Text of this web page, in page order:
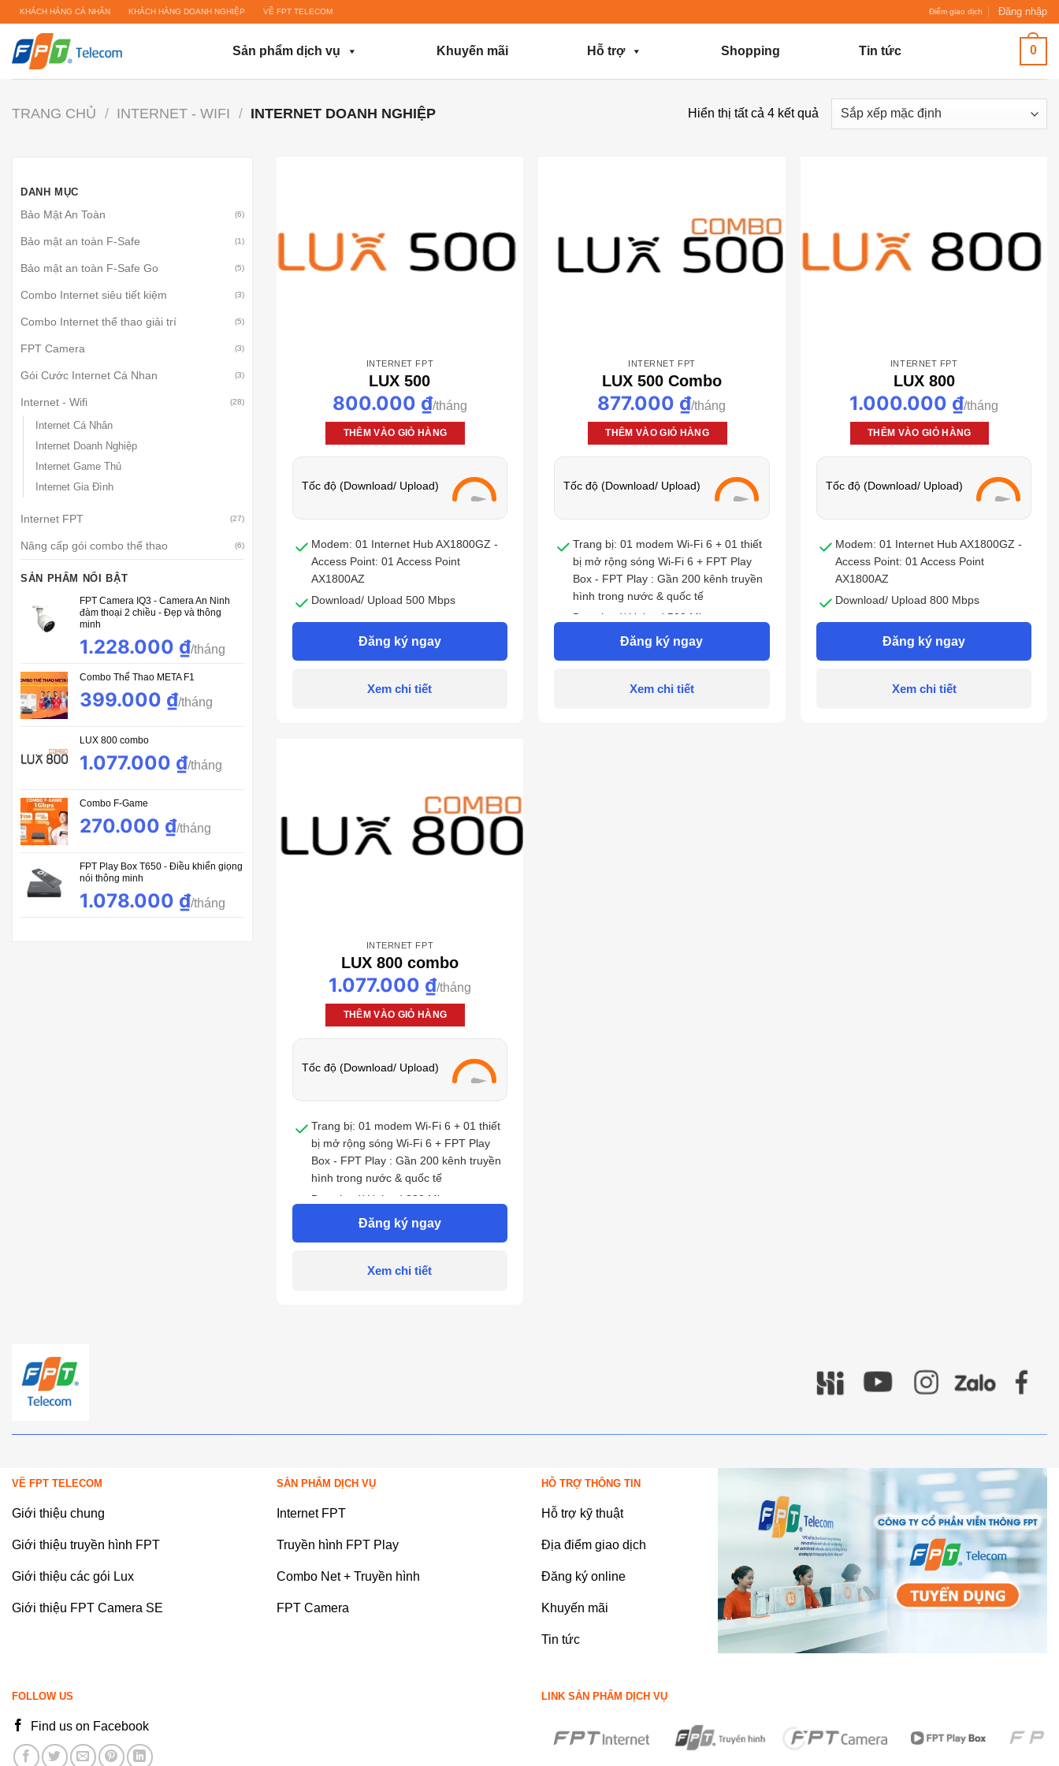
nội
dung
KHÁCH HÀNG CÁ NHÂN KHÁCH HÀNG DOANH NGHIỆP VỀ FPT TELECOM Điểm giao dịch Đăng nhập
Sản phẩm dịch vụ Khuyến mãi Hỗ trợ Shopping Tin tức 0
TRANG CHỦ / INTERNET - WIFI / INTERNET DOANH NGHIỆP Hiển thị tất cả 4 kết quả
DANH MỤC
Bảo Mật An Toàn (6)
Bảo mật an toàn F-Safe (1)
Bảo mật an toàn F-Safe Go (5)
Combo Internet siêu tiết kiệm (3)
Combo Internet thể thao giải trí (5)
FPT Camera (3)
Gói Cước Internet Cá Nhan (3)
Internet - Wifi (28)
Internet Cá Nhân
Internet Doanh Nghiệp
Internet Game Thủ
Internet Gia Đình
Internet FPT (27)
Nâng cấp gói combo thể thao (6)
SẢN PHẨM NỔI BẬT
FPT Camera IQ3 - Camera An Ninh
đàm thoại 2 chiều - Đẹp và thông
minh
Giá
gốc
là:
1.590.000 ₫.
1.228.000 ₫
Combo Thể Thao META F1
399.000 ₫
LUX 800 combo
1.077.000 ₫
Combo F-Game
270.000 ₫
FPT Play Box T650 - Điều khiển giọng
nói thông minh
Giá
gốc
1.078.000 ₫
INTERNET FPT
LUX 500
800.000 ₫
THÊM VÀO GIỎ HÀNG
Tốc độ (Download/ Upload)
Modem: 01 Internet Hub AX1800GZ -
Access Point: 01 Access Point
AX1800AZ
Download/ Upload 500 Mbps
Phù hợp cá nhân,doanh nghiệp Công
nghệ Wifi 6
Trả trước 6 tháng tặng 1 tháng, Trả
trước 12 tháng + 2 tháng
Đăng ký ngay
Xem chi tiết
INTERNET FPT
LUX 500 Combo
877.000 ₫
THÊM VÀO GIỎ HÀNG
Tốc độ (Download/ Upload)
Trang bị: 01 modem Wi-Fi 6 + 01 thiết
bị mở rộng sóng Wi-Fi 6 + FPT Play
Box - FPT Play : Gần 200 kênh truyền
hình trong nước & quốc tế
Download/ Upload 500 Mbps
Phù hợp cá nhân,doanh nghiệp Công
nghệ Wifi 6
Trả trước 6 tháng tặng 1 tháng, Trả
Đăng ký ngay
Xem chi tiết
INTERNET FPT
LUX 800
1.000.000 ₫
THÊM VÀO GIỎ HÀNG
Tốc độ (Download/ Upload)
Modem: 01 Internet Hub AX1800GZ -
Access Point: 01 Access Point
AX1800AZ
Download/ Upload 800 Mbps
Phù hợp cá nhân,doanh nghiệp Công
nghệ Wifi 6
Trả trước 6 tháng tặng 1 tháng, Trả
trước 12 tháng + 2 tháng
Đăng ký ngay
Xem chi tiết
INTERNET FPT
LUX 800 combo
1.077.000 ₫
THÊM VÀO GIỎ HÀNG
Tốc độ (Download/ Upload)
Trang bị: 01 modem Wi-Fi 6 + 01 thiết
bị mở rộng sóng Wi-Fi 6 + FPT Play
Box - FPT Play : Gần 200 kênh truyền
hình trong nước & quốc tế
Download/ Upload 800 Mbps
Phù hợp cá nhân,doanh nghiệp Công
nghệ Wifi 6
Trả trước 6 tháng tặng 1 tháng, Trả
Đăng ký ngay
Xem chi tiết
VỀ FPT TELECOM
Giới thiệu chung
Giới thiệu truyền hình FPT
Giới thiệu các gói Lux
Giới thiệu FPT Camera SE
SẢN PHẨM DỊCH VỤ
Internet FPT
Truyền hình FPT Play
Combo Net + Truyền hình
FPT Camera
HỖ TRỢ THÔNG TIN
Hỗ trợ kỹ thuật
Địa điểm giao dịch
Đăng ký online
Khuyến mãi
Tin tức
FOLLOW US
Find us on Facebook
LINK SẢN PHẨM DỊCH VỤ